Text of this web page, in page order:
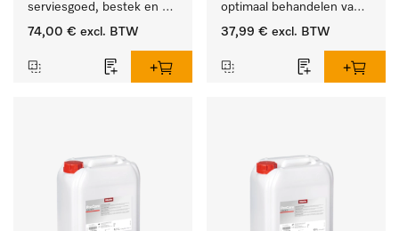
serviesgoed, bestek en
ideaal voor glazen.
74,00 € excl. BTW
optimaal behandelen van
laboratoriumhulpstukken.
37,99 € excl. BTW